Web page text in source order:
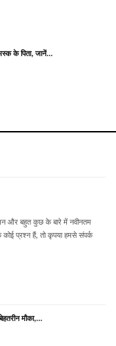
के पिता, जानें…
और बहुत कुछ के बारे में नवीनतम
प्रश्न हैं, तो कृपया हमसे संपर्क
मौका,…